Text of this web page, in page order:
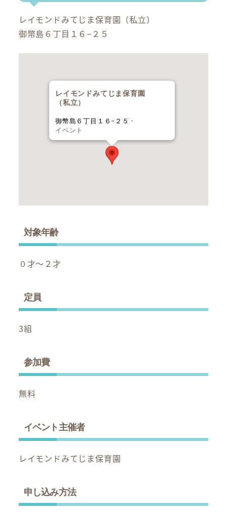
レイモンドみてじま保育園（私立）
御幣島６丁目１６−２５
レイモンドみてじま保育園
（私立）
御幣島６丁目１６−２５ -
イベント
対象年齢
０才～２才
定員
3組
参加費
無料
イベント主催者
レイモンドみてじま保育園
申し込み方法